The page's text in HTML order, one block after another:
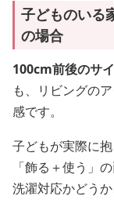
子どものいる
の場合
100cm前後のサ
も、リビングの
感です。
子どもが実際に
「飾る＋使う」
洗濯対応かどう